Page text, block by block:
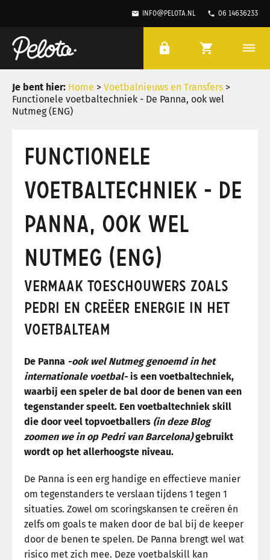
mail info@pelota.nl phone 06 14636233
lock shopping_cart dehaze
Je bent hier: Home > Voetbalnieuws en Transfers >
Functionele voetbaltechniek - De Panna, ook wel
Nutmeg (ENG)
FUNCTIONELE
VOETBALTECHNIEK - DE
PANNA, OOK WEL
NUTMEG (ENG)
VERMAAK TOESCHOUWERS ZOALS
PEDRI EN CREËER ENERGIE IN HET
VOETBALTEAM
De Panna -ook wel Nutmeg genoemd in het
internationale voetbal-is een voetbaltechniek,
waarbij een speler de bal door de benen van een
tegenstander speelt. Een voetbaltechniek skill
die door veel topvoetballers (in deze Blog
zoomen we in op Pedri van Barcelona)gebruikt
wordt op het allerhoogste niveau.
De Panna is een erg handige en effectieve manier
om tegenstanders te verslaan tijdens 1 tegen 1
situaties. Zowel om scoringskansen te creëren én
zelfs om goals te maken door de bal bij de keeper
door de benen te spelen. De Panna brengt wel wat
risico met zich mee. Deze voetbalskill kan